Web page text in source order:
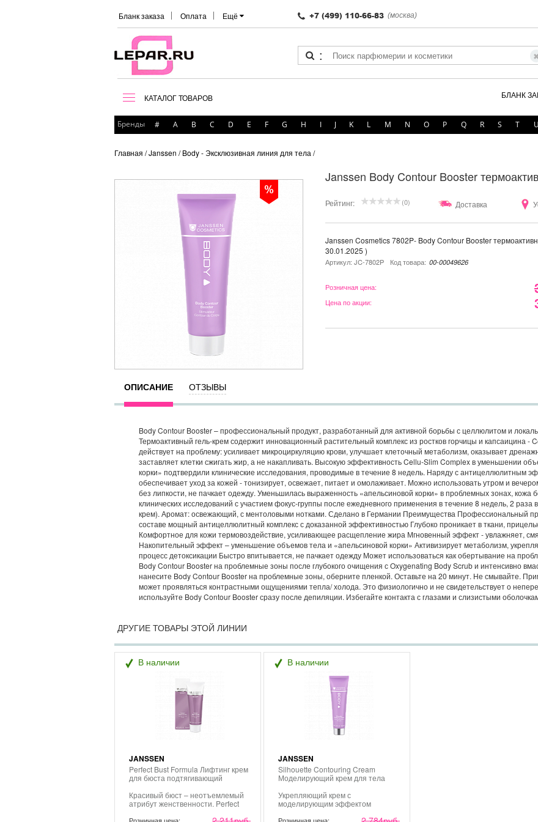
Бланк заказа Оплата Ещё +7 (499) 110-66-83 (москва)
:
КАТАЛОГ ТОВАРОВ БЛАНК
Бренды # A B C D E F G H I J K L M N O P Q R S T U
Главная / Janssen / Body - Эксклюзивная линия для тела /
Janssen Body Contour Booster
Доставка
Рейтинг: (0)
Janssen Cosmetics 7802P- Body Contour Booster
30.01.2025 )
Артикул: JC-7802P Код товара: 00-00049626
Розничная цена:
Цена по акции:
ОПИСАНИЕ ОТЗЫВЫ
Body Contour Booster – профессиональный продукт, разработанный для активной борьбы с целлюлитом и
Термоактивный гель-крем содержит инновационный растительный комплекс из ростков горчицы и капсаицина -
действует на проблему: усиливает микроциркуляцию крови, улучшает клеточный метаболизм, оказывает
заставляет клетки сжигать жир, а не накапливать. Высокую эффективность Cellu-Slim Complex в уменьшении
корки» подтвердили клинические исследования, проводимые в течение 8 недель. Наряду с антицеллюлитным
обеспечивает уход за кожей - тонизирует, освежает, питает и омолаживает. Можно использовать утром и
без липкости, не пачкает одежду. Уменьшилась выраженность «апельсиновой корки» в проблемных зонах, кожа
клинических исследований с участием фокус-группы после ежедневного применения в течение 8 недель, 2 раза
крем). Аромат: освежающий, с ментоловыми нотками. Сделано в Германии Преимущества Профессиональный
составе мощный антицеллюлитный комплекс с доказанной эффективностью Глубоко проникает в ткани,
Комфортное для кожи термовоздействие, усиливающее расщепление жира Мгновенный эффект - увлажняет,
Накопительный эффект – уменьшение объемов тела и «апельсиновой корки» Активизирует метаболизм,
процесс детоксикации Быстро впитывается, не пачкает одежду Может использоваться как обертывание на
Body Contour Booster на проблемные зоны после глубокого очищения с Oxygenating Body Scrub и интенсивно
нанесите Body Contour Booster на проблемные зоны, оберните пленкой. Оставьте на 20 минут. Не смывайте.
может проявляться контрастными ощущениями тепла/ холода. Это физиологично и не свидетельствует о
используйте Body Contour Booster сразу после депиляции. Избегайте контакта с глазами и слизистыми
ДРУГИЕ ТОВАРЫ ЭТОЙ ЛИНИИ
В наличии
JANSSEN
Perfect Bust Formula Лифтинг крем
для бюста подтягивающий
Красивый бюст – неотъемлемый
атрибут женственности. Perfect
В наличии
JANSSEN
Silhouette Contouring Cream
Моделирующий крем для тела
Укрепляющий крем с
моделирующим эффектом